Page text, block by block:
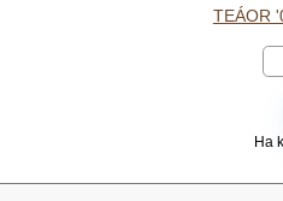
TEÁOR
Ha